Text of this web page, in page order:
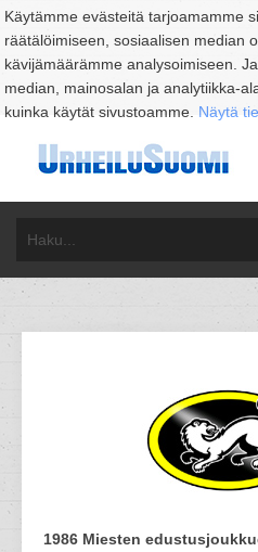
Käytämme evästeitä tarjoamamme
räätälöimiseen, sosiaalisen median
kävijämäärämme analysoimiseen.
median, mainosalan ja analytiikka-
kuinka käytät sivustoamme. Näytä
1986 Miesten